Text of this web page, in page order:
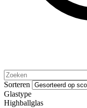
Sorteren
Glastype
Highballglas